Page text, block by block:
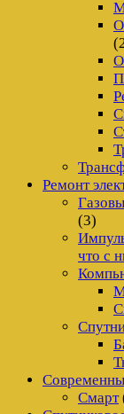
Ремонт
(3)
что с
Смарт